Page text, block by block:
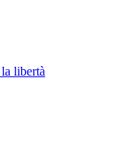
libertà